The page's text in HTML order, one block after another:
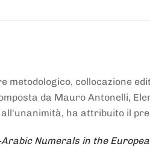
metodologico, collocazione
da Mauro Antonelli,
all'unanimità, ha attribuito il
Numerals in the